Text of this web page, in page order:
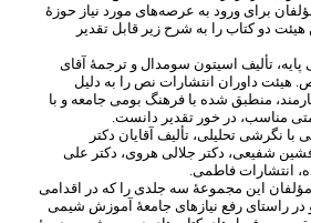
برای ورود به عرصههای مورد نیاز حوزۀ
دو کتاب را به شرح زیر قابل تقدیر
تألیف اسیتون سومدال و ترجمۀ آقای
هیئت داوران انتشارات نص را به دلیل
منطبق شده با فرهنگ بومی جامعه و با
مناسب، در خور تقدیر دانست.
نگرشی تحلیلی، تألیف آقایان دکتر
شفیعی، دکتر جلالی هروی، دکتر علی
انتشارات فاطمی.
این مجموعۀ سه جلدی را که در اقدامی
در راستای رفع نیازهای جامعۀ آموزش شیمی